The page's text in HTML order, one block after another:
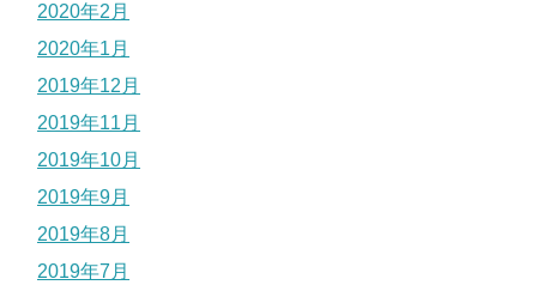
2020年2月
2020年1月
2019年12月
2019年11月
2019年10月
2019年9月
2019年8月
2019年7月